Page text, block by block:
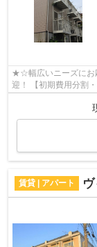
★☆幅広いニーズにお
迎！ 【初期費用分割
賃貸 | アパート